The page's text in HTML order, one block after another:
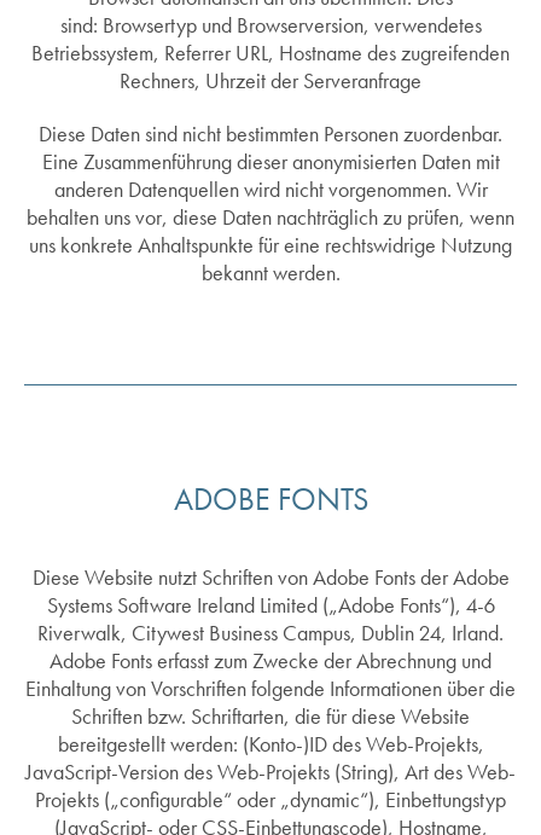
sind: Browsertyp und Browserversion, verwendetes
Betriebssystem, Referrer URL, Hostname des zugreifenden
Rechners, Uhrzeit der Serveranfrage
Diese Daten sind nicht bestimmten Personen zuordenbar.
Eine Zusammenführung dieser anonymisierten Daten mit
anderen Datenquellen wird nicht vorgenommen. Wir
behalten uns vor, diese Daten nachträglich zu prüfen, wenn
uns konkrete Anhaltspunkte für eine rechtswidrige Nutzung
bekannt werden.
ADOBE FONTS
Diese Website nutzt Schriften von Adobe Fonts der Adobe
Systems Software Ireland Limited („Adobe Fonts“), 4-6
Riverwalk, Citywest Business Campus, Dublin 24, Irland.
Adobe Fonts erfasst zum Zwecke der Abrechnung und
Einhaltung von Vorschriften folgende Informationen über die
Schriften bzw. Schriftarten, die für diese Website
bereitgestellt werden: (Konto-)ID des Web-Projekts,
JavaScript-Version des Web-Projekts (String), Art des Web-
Projekts („configurable“ oder „dynamic“), Einbettungstyp
(JavaScript- oder CSS-Einbettungscode), Hostname,